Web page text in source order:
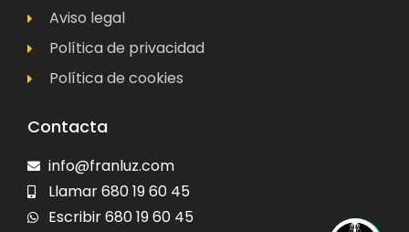
Aviso legal
Política de privacidad
Política de cookies
Contacta
info@franluz.com
Llamar 680 19 60 45
Escribir 680 19 60 45